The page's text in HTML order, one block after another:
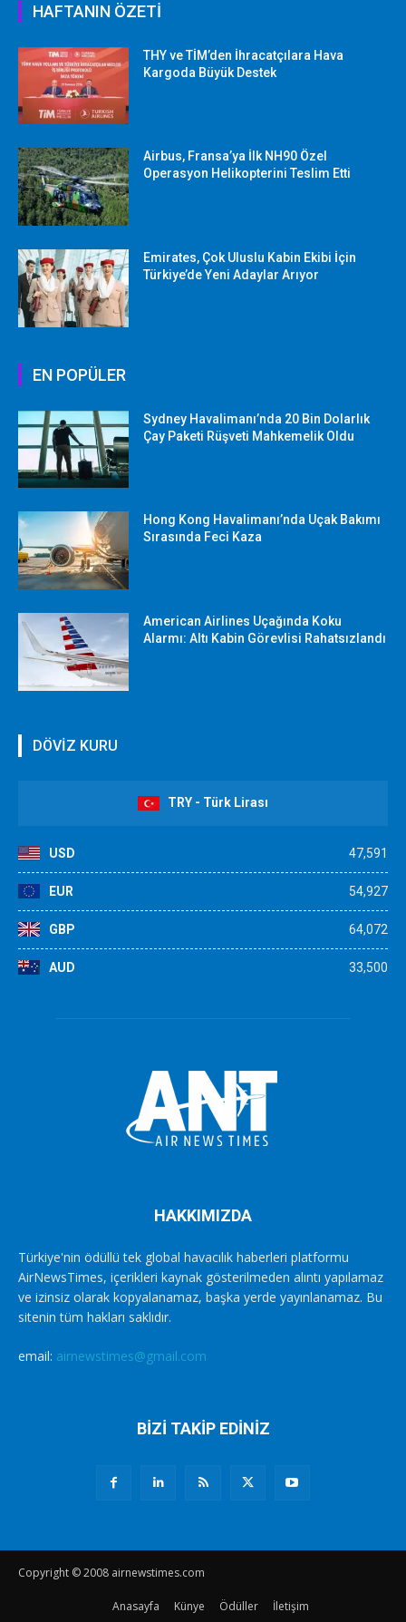
HAFTANIN ÖZETİ
THY ve TİM’den İhracatçılara Hava
Kargoda Büyük Destek
Airbus, Fransa’ya İlk NH90 Özel
Operasyon Helikopterini Teslim Etti
Emirates, Çok Uluslu Kabin Ekibi İçin
Türkiye’de Yeni Adaylar Arıyor
EN POPÜLER
Sydney Havalimanı’nda 20 Bin Dolarlık
Çay Paketi Rüşveti Mahkemelik Oldu
Hong Kong Havalimanı’nda Uçak Bakımı
Sırasında Feci Kaza
American Airlines Uçağında Koku
Alarmı: Altı Kabin Görevlisi Rahatsızlandı
DÖVİZ KURU
TRY - Türk Lirası
USD 47,591
EUR 54,927
GBP 64,072
AUD 33,500
HAKKIMIZDA
Türkiye'nin ödüllü tek global havacılık haberleri platformu
AirNewsTimes, içerikleri kaynak gösterilmeden alıntı yapılamaz
ve izinsiz olarak kopyalanamaz, başka yerde yayınlanamaz. Bu
sitenin tüm hakları saklıdır.
email: airnewstimes@gmail.com
BİZİ TAKİP EDİNİZ
Copyright © 2008 airnewstimes.com
Anasayfa Künye Ödüller İletişim